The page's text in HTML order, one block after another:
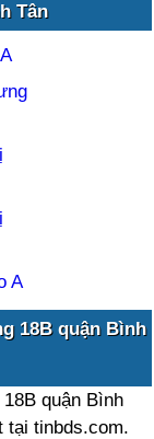
Tân
A
18B quận Bình
quận Bình
tại tinbds.com.